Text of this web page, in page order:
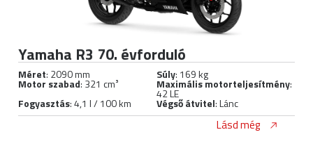
Yamaha R3 70. évforduló
Méret: 2090 mm Súly: 169 kg
Motor szabad: 321 cm³ Maximális motorteljesítmény:
42 LE
Fogyasztás: 4,1 l / 100 km Végső átvitel: Lánc
Lásd még